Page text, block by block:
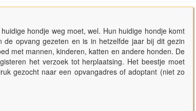
hondje weg moet, wel. Hun huidige hondje komt
opvang gezeten en is in hetzelfde jaar bij dit gezin
met mannen, kinderen, katten en andere honden. De
het verzoek tot herplaatsing. Het beestje moet
gezocht naar een opvangadres of adoptant (niet zo